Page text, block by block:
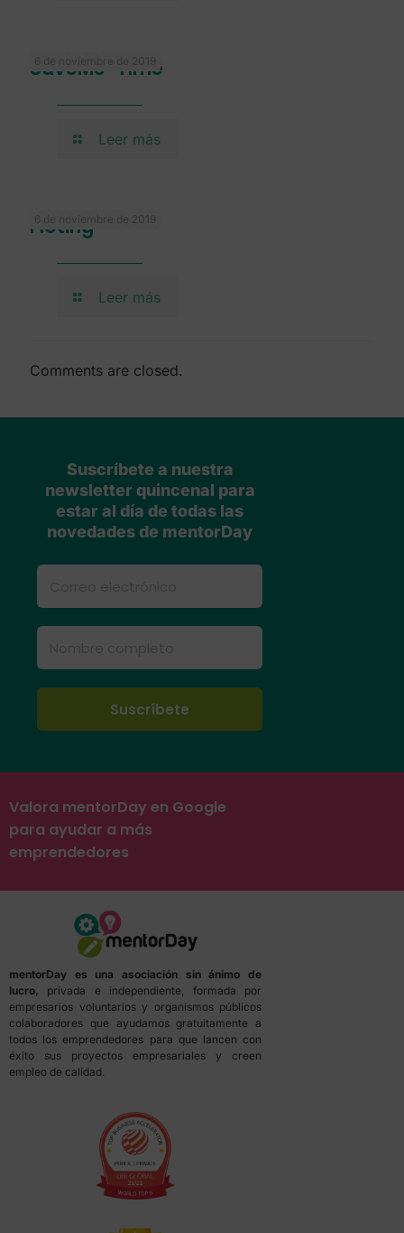
6 de noviembre de 2019
SaveMe-Time
Leer más
6 de noviembre de 2019
Floting
Leer más
Comments are closed.
Suscríbete a nuestra
newsletter quincenal para
estar al día de todas las
novedades de mentorDay
Valora mentorDay en Google
para ayudar a más
emprendedores
mentorDay es una asociación sin ánimo de
lucro, privada e independiente, formada por
empresarios voluntarios y organismos públicos
colaboradores que ayudamos gratuitamente a
todos los emprendedores para que lancen con
éxito sus proyectos empresariales y creen
empleo de calidad.